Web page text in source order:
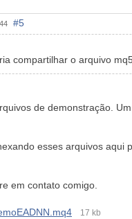
#5
compartilhar o arquivo
de demonstração.
esses arquivos aqui
em contato comigo.
17 kb